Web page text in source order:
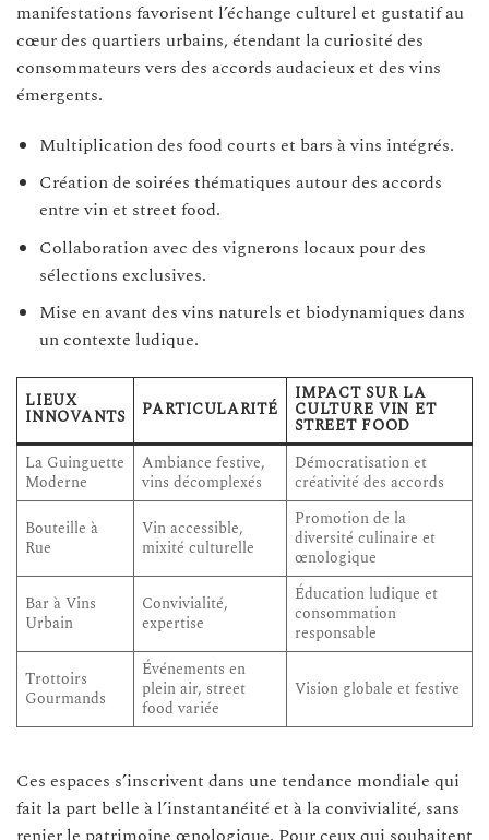
manifestations favorisent l’échange culturel et gustatif au
cœur des quartiers urbains, étendant la curiosité des
consommateurs vers des accords audacieux et des vins
émergents.
Multiplication des food courts et bars à vins intégrés.
Création de soirées thématiques autour des accords
entre vin et street food.
Collaboration avec des vignerons locaux pour des
sélections exclusives.
Mise en avant des vins naturels et biodynamiques dans
un contexte ludique.
LIEUX
INNOVANTS PARTICULARITÉ
IMPACT SUR LA
CULTURE VIN ET
STREET FOOD
La Guinguette
Moderne
Ambiance festive,
vins décomplexés
Démocratisation et
créativité des accords
Bouteille à
Rue
Vin accessible,
mixité culturelle
Promotion de la
diversité culinaire et
œnologique
Bar à Vins
Urbain
Convivialité,
expertise
Éducation ludique et
consommation
responsable
Trottoirs
Gourmands
Événements en
plein air, street
food variée
Vision globale et festive
Ces espaces s’inscrivent dans une tendance mondiale qui
fait la part belle à l’instantanéité et à la convivialité, sans